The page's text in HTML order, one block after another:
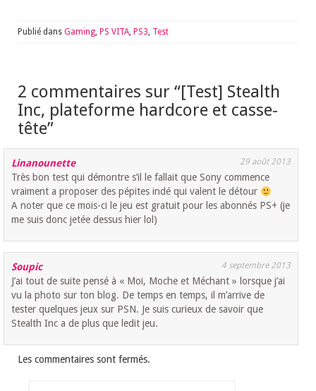
Publié dans Gaming, PS VITA, PS3, Test
2 commentaires sur “[Test] Stealth
Inc, plateforme hardcore et casse-
tête”
Linanounette 29 août 2013
Très bon test qui démontre s’il le fallait que Sony commence
vraiment a proposer des pépites indé qui valent le détour
A noter que ce mois-ci le jeu est gratuit pour les abonnés PS+ (je
me suis donc jetée dessus hier lol)
Soupic 4 septembre 2013
J’ai tout de suite pensé à « Moi, Moche et Méchant » lorsque j’ai
vu la photo sur ton blog. De temps en temps, il m’arrive de
tester quelques jeux sur PSN. Je suis curieux de savoir que
Stealth Inc a de plus que ledit jeu.
Les commentaires sont fermés.